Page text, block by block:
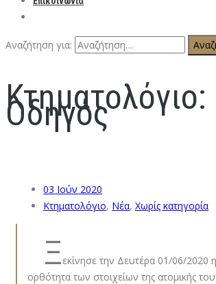
Αναζήτηση για:
Οδηγός
03 Ιούν 2020
Κτηματολόγιο, Νέα, Χωρίς κατηγορία
Ξεκίνησε την Δευτέρα 01/06/2020
ορθότητα των στοιχείων της ατομικής